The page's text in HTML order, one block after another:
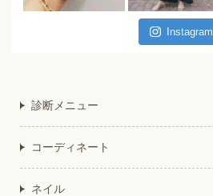
Instagram
診断メニュー
コーディネート
ネイル